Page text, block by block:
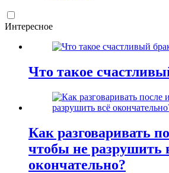
Интересное
Что такое
Как разговаривать
чтобы не разрушить
окончательно?